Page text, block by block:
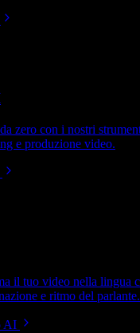
zero con i nostri
e produzione video.
il tuo video nella lingua
e ritmo del parlante.
AI